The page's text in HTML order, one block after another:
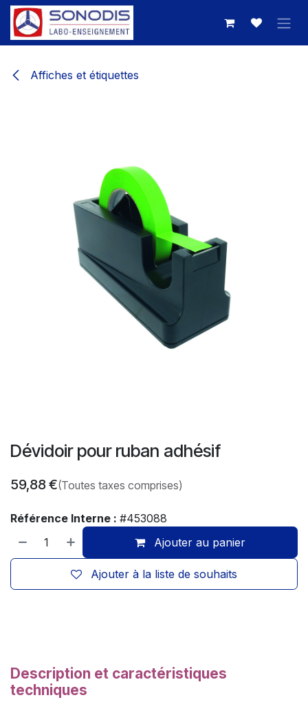
Se rendre au contenu
Affiches et étiquettes
Dévidoir pour ruban adhésif
59,88€(Toutes taxes comprises)
Référence Interne : #453088
Ajouter au panier
Ajouter à la liste de souhaits
Description et caractéristiques
techniques